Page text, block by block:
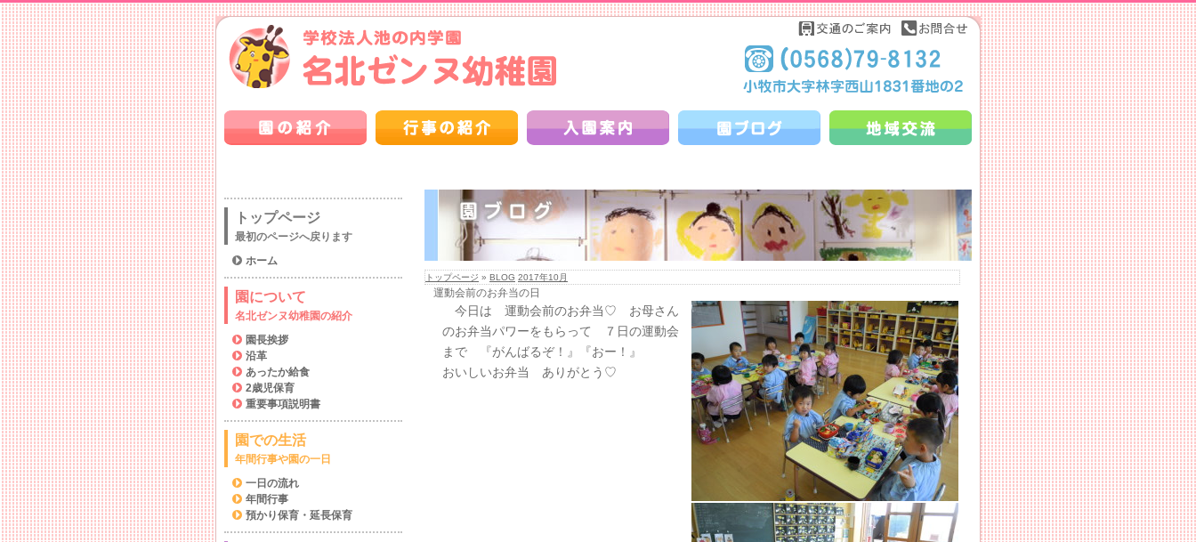
トップページ » BLOG 2017年10月
運動会前のお弁当の日
今日は 運動会前のお弁当♡ お母さん
のお弁当パワーをもらって ７日の運動会
まで 『がんばるぞ！』『おー！』
おいしいお弁当 ありがとう♡
トップページ
最初のページへ戻ります
ホーム
園について
名北ゼンヌ幼稚園の紹介
園長挨拶
沿革
あったか給食
2歳児保育
重要事項説明書
園での生活
年間行事や園の一日
一日の流れ
年間行事
預かり保育・延長保育